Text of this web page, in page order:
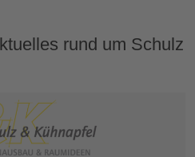
rund um Schulz